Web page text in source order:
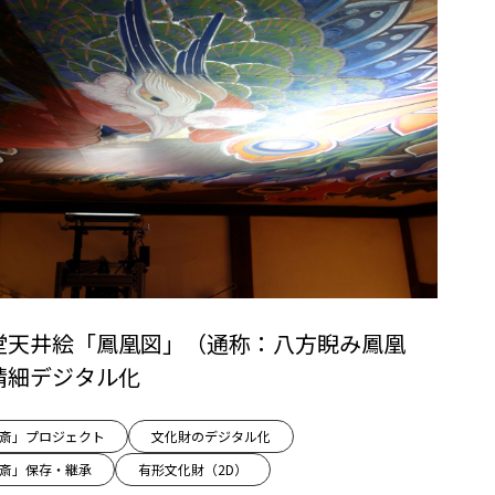
井絵「鳳凰図」（通称：八方睨み鳳凰
デジタル化
」プロジェクト
文化財のデジタル化
」保存・継承
有形文化財（2D）